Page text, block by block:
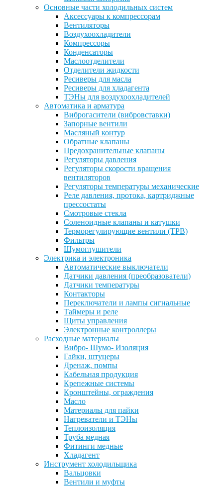
Основные части холодильных систем
Аксессуары к компрессорам
Вентиляторы
Воздухоохладители
Компрессоры
Конденсаторы
Маслоотделители
Отделители жидкости
Ресиверы для масла
Ресиверы для хладагента
ТЭНы для воздухоохладителей
Автоматика и арматура
Виброгасители (вибровставки)
Запорные вентили
Масляный контур
Обратные клапаны
Предохранительные клапаны
Регуляторы давления
Регуляторы скорости вращения
вентиляторов
Регуляторы температуры механические
Реле давления, протока, картриджные
прессостаты
Смотровые стекла
Соленоидные клапаны и катушки
Терморегулирующие вентили (ТРВ)
Фильтры
Шумоглушители
Электрика и электроника
Автоматические выключатели
Датчики давления (преобразователи)
Датчики температуры
Контакторы
Переключатели и лампы сигнальные
Таймеры и реле
Щиты управления
Электронные контроллеры
Расходные материалы
Вибро- Шумо- Изоляция
Гайки, штуцеры
Дренаж, помпы
Кабельная продукция
Крепежные системы
Кронштейны, ограждения
Масло
Материалы для пайки
Нагреватели и ТЭНы
Теплоизоляция
Труба медная
Фитинги медные
Хладагент
Инструмент холодильщика
Вальцовки
Вентили и муфты